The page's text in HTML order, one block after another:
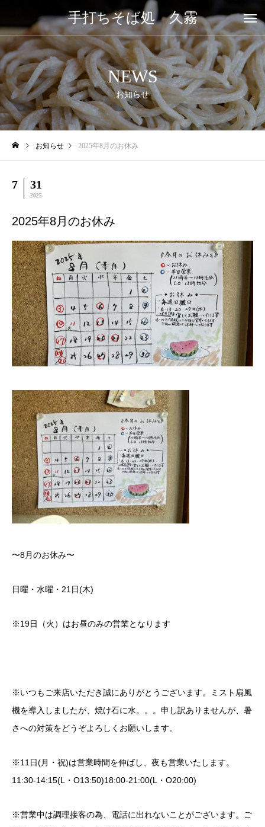
手打ちそば処 久霧
NEWS
お知らせ
お知らせ 2025年8月のお休み
7 31
2025
2025年8月のお休み
〜8月のお休み〜
日曜・水曜・21日(木)
※19日（火）はお昼のみの営業となります
※いつもご来店いただき誠にありがとうございます。ミスト扇風
機を導入しましたが、焼け石に水。。。申し訳ありませんが、暑
さへの対策をどうぞよろしくお願いします。
※11日(月・祝)は営業時間を伸ばし、夜も営業いたします。
11:30-14:15(L・O13:50)18:00-21:00(L・O20:00)
※営業中は調理接客の為、電話に出れないことがございます。ご